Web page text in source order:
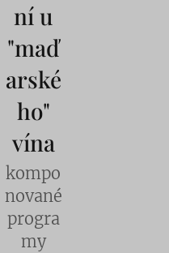
ní u
"maď
arské
ho"
vína
kompo
nované
progra
my